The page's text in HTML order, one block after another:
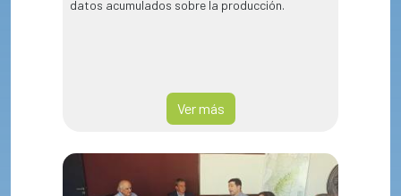
datos acumulados sobre la producción.
Ver más